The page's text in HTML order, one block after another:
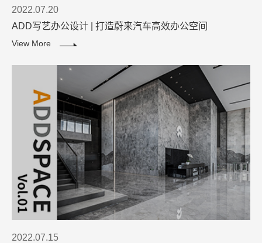
2022.07.20
ADD写艺办公设计 | 打造蔚来汽车高效办公空间
View More
2022.07.15